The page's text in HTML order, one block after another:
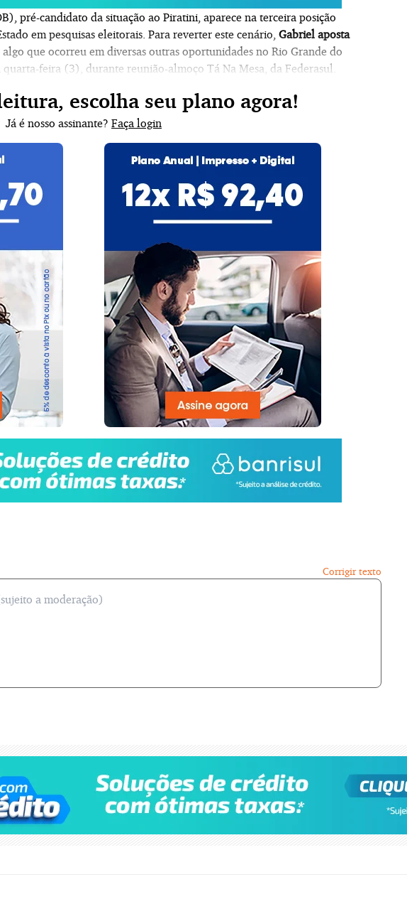
pré-candidato da situação ao Piratini, aparece na terceira posição
em pesquisas eleitorais. Para reverter este cenário, Gabriel aposta
algo que ocorreu em diversas outras oportunidades no Rio Grande do
quarta-feira (3), durante reunião-almoço Tá Na Mesa, da Federasul.
escolha seu plano agora!
Já é nosso assinante? Faça login
Corrigir texto